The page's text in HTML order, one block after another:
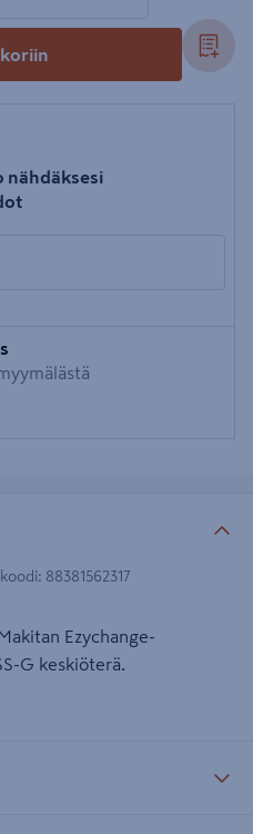
nähdäksesi
: 88381562317
Ezychange-
G keskiöterä.